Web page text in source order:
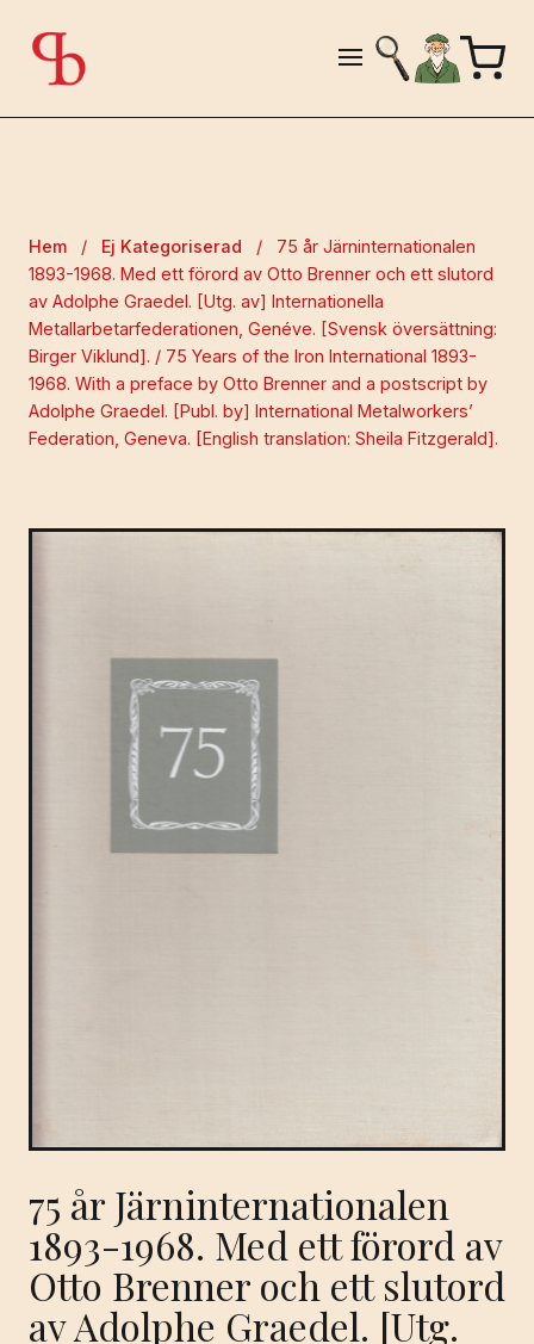
Hem / Ej Kategoriserad /
75 år Järninternationalen
1893-1968. Med ett förord av Otto Brenner och ett slutord
av Adolphe Graedel. [Utg. av] Internationella
Metallarbetarfederationen, Genéve. [Svensk översättning:
Birger Viklund]. / 75 Years of the Iron International 1893-
1968. With a preface by Otto Brenner and a postscript by
Adolphe Graedel. [Publ. by] International Metalworkers’
Federation, Geneva. [English translation: Sheila Fitzgerald].
75 år Järninternationalen
1893-1968. Med ett förord av
Otto Brenner och ett slutord
av Adolphe Graedel. [Utg.